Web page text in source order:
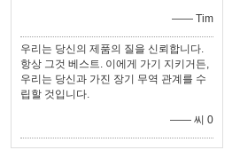
—— Tim
우리는 당신의 제품의 질을 신뢰합니다.
항상 그것 베스트. 이에게 가기 지키거든,
우리는 당신과 가진 장기 무역 관계를 수
립할 것입니다.
—— 씨 0